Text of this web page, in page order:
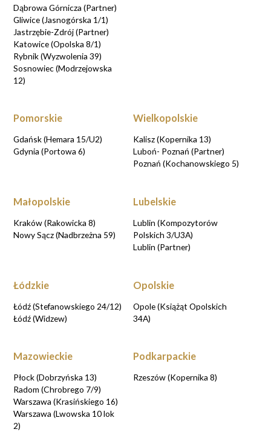
Dąbrowa Górnicza (Partner)
Gliwice (Jasnogórska 1/1)
Jastrzębie-Zdrój (Partner)
Katowice (Opolska 8/1)
Rybnik (Wyzwolenia 39)
Sosnowiec (Modrzejowska
12)
Pomorskie
Gdańsk (Hemara 15/U2)
Gdynia (Portowa 6)
Wielkopolskie
Kalisz (Kopernika 13)
Luboń- Poznań (Partner)
Poznań (Kochanowskiego 5)
Małopolskie
Kraków (Rakowicka 8)
Nowy Sącz (Nadbrzeżna 59)
Lubelskie
Lublin (Kompozytorów
Polskich 3/U3A)
Lublin (Partner)
Łódzkie
Łódź (Stefanowskiego 24/12)
Łódź (Widzew)
Opolskie
Opole (Książąt Opolskich
34A)
Mazowieckie
Płock (Dobrzyńska 13)
Radom (Chrobrego 7/9)
Warszawa (Krasińskiego 16)
Warszawa (Lwowska 10 lok
2)
Podkarpackie
Rzeszów (Kopernika 8)